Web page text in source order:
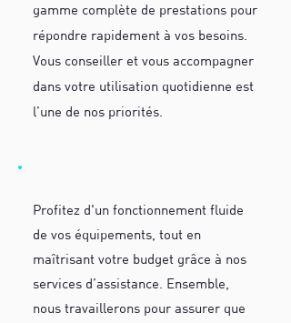
gamme complète de prestations pour
répondre rapidement à vos besoins.
Vous conseiller et vous accompagner
dans votre utilisation quotidienne est
l’une de nos priorités.
Profitez d'un fonctionnement fluide
de vos équipements, tout en
maîtrisant votre budget grâce à nos
services d’assistance. Ensemble,
nous travaillerons pour assurer que